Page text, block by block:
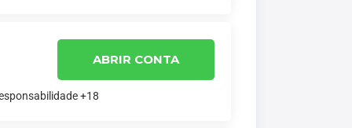
ABRIR CONTA
+18